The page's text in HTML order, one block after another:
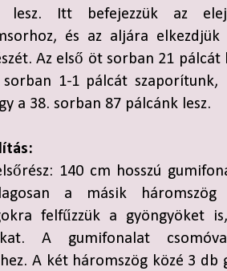
lesz. Itt befejezzük az
és az aljára
Az első öt sorban 21
1-1 pálcát
a 38. sorban 87 pálcánk lesz.
140 cm hosszú
a másik
felfűzzük a gyöngyöket
A gumifonalat
A két háromszög közé 3